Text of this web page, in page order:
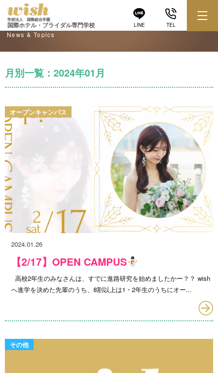
LINE TEL
学校法人 国際総合学園
国際ホテル・ブライダル専門学校
学校からのお知らせ
News & Topics
月別一覧：2024年01月
オープンキャンパス
2024.01.26
【2/17】OPEN CAMPUS
高校2年生のみなさんは、すでに進路研究を始めましたかー？？ wish
へ進学を決めた先輩のうち、8割以上は1・2年生のうちにオー...
その他